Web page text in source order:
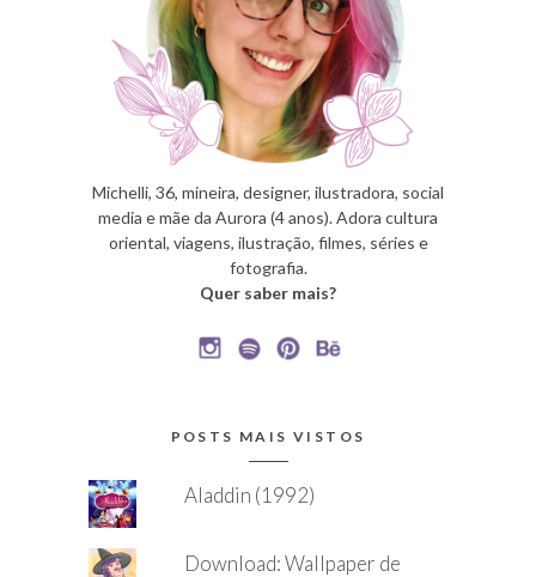
Michelli, 36, mineira, designer, ilustradora, social
media e mãe da Aurora (4 anos). Adora cultura
oriental, viagens, ilustração, filmes, séries e
fotografia.
Quer saber mais?
POSTS MAIS VISTOS
Aladdin (1992)
Download: Wallpaper de